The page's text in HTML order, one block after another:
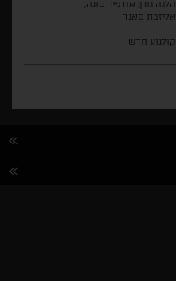
הלגה גורן, אודגייר טונה,
אליזבת סאנד
קולנוע חדש